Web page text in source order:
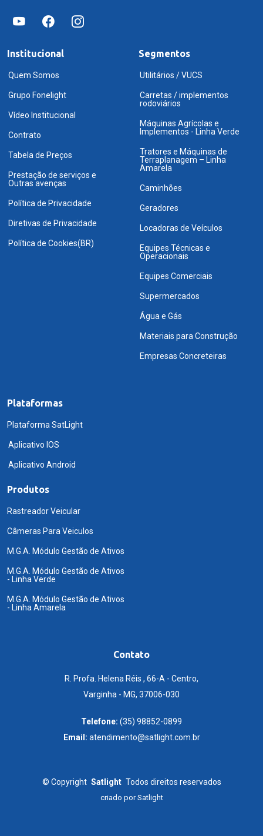
Institucional
Quem Somos
Grupo Fonelight
Vídeo Institucional
Contrato
Tabela de Preços
Prestação de serviços e
Outras avenças
Política de Privacidade
Diretivas de Privacidade
Política de Cookies(BR)
Segmentos
Utilitários / VUCS
Carretas / implementos
rodoviários
Máquinas Agrícolas e
Implementos - Linha Verde
Tratores e Máquinas de
Terraplanagem – Linha
Amarela
Caminhões
Geradores
Locadoras de Veículos
Equipes Técnicas e
Operacionais
Equipes Comerciais
Supermercados
Água e Gás
Materiais para Construção
Empresas Concreteiras
Plataformas
Plataforma SatLight
Aplicativo IOS
Aplicativo Android
Produtos
Rastreador Veicular
Câmeras Para Veiculos
M.G.A. Módulo Gestão de Ativos
M.G.A. Módulo Gestão de Ativos
- Linha Verde
M.G.A. Módulo Gestão de Ativos
- Linha Amarela
Contato
R. Profa. Helena Réis , 66-A - Centro,
Varginha - MG, 37006-030
Telefone: (35) 98852-0899
Email: atendimento@satlight.com.br
© Copyright Satlight Todos direitos reservados
criado porSatlight